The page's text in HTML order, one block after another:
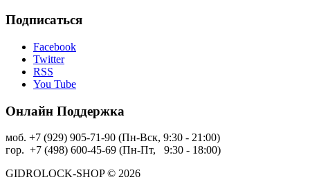
Подписаться
Facebook
Twitter
RSS
You Tube
Онлайн Поддержка
моб. +7 (929) 905-71-90 (Пн-Вск, 9:30 - 21:00)
гор. +7 (498) 600-45-69 (Пн-Пт, 9:30 - 18:00)
GIDROLOCK-SHOP © 2026